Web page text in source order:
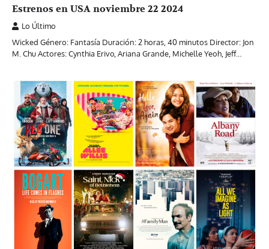
Estrenos en USA noviembre 22 2024
Lo Último
Wicked Género: Fantasía Duración: 2 horas, 40 minutos Director: Jon
M. Chu Actores: Cynthia Erivo, Ariana Grande, Michelle Yeoh, Jeff…